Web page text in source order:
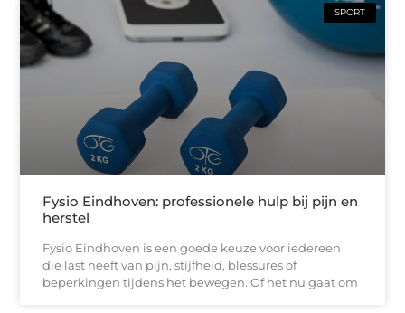
SPORT
Fysio Eindhoven: professionele hulp bij pijn en
herstel
Fysio Eindhoven is een goede keuze voor iedereen
die last heeft van pijn, stijfheid, blessures of
beperkingen tijdens het bewegen. Of het nu gaat om